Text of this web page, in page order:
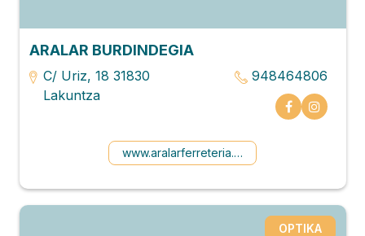
ARALAR BURDINDEGIA
C/ Uriz, 18 31830
Lakuntza
948464806
www.aralarferreteria.com
OPTIKA